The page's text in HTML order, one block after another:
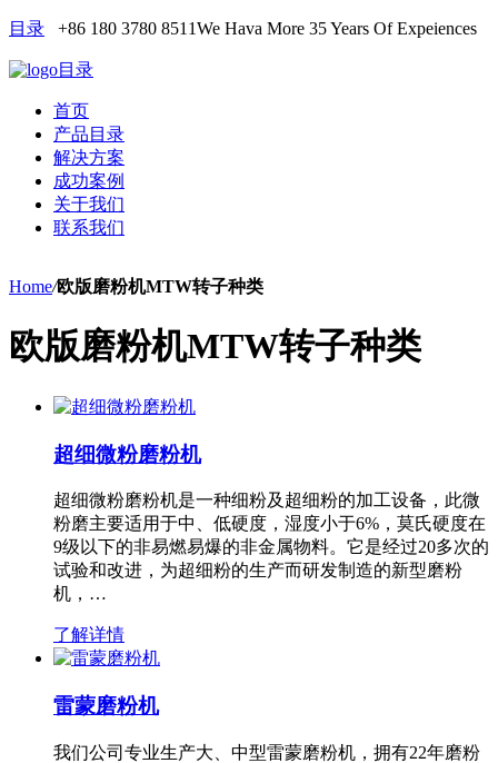
目录 +86 180 3780 8511We Hava More 35 Years Of Expeiences
目录
首页
产品目录
解决方案
成功案例
关于我们
联系我们
Home/欧版磨粉机MTW转子种类
欧版磨粉机MTW转子种类
超细微粉磨粉机
超细微粉磨粉机是一种细粉及超细粉的加工设备，此微
粉磨主要适用于中、低硬度，湿度小于6%，莫氏硬度在
9级以下的非易燃易爆的非金属物料。它是经过20多次的
试验和改进，为超细粉的生产而研发制造的新型磨粉
机，…
了解详情
雷蒙磨粉机
我们公司专业生产大、中型雷蒙磨粉机，拥有22年磨粉